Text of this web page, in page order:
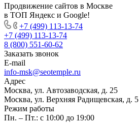
Продвижение сайтов в Москве
в ТОП Яндекс и Google!
+7 (499) 113-13-74
+7 (499) 113-13-74
8 (800) 551-60-62
Заказать звонок
E-mail
info-msk@seotemple.ru
Адрес
Москва, ул. Автозаводская, д. 25
Москва, ул. Верхняя Радищевская, д. 5
Режим работы
Пн. – Пт.: с 10:00 до 19:00